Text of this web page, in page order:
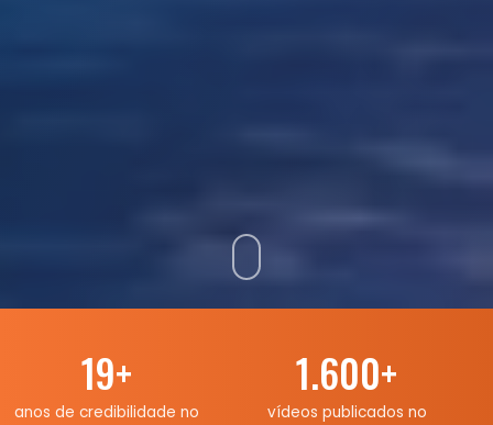
19+
anos de credibilidade no
1.600+
vídeos publicados no